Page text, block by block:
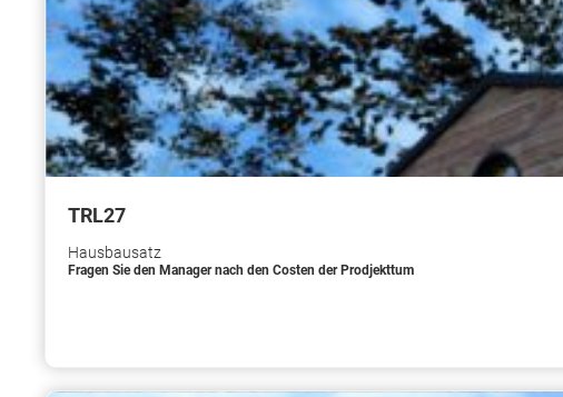
TRL27
Hausbausatz
Fragen Sie den Manager nach den Costen der Prodjekttum